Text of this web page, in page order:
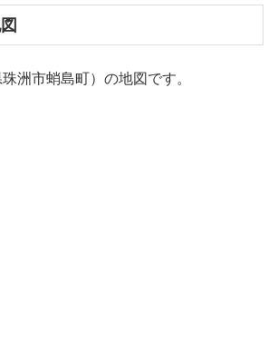
洲市蛸島町）の地図です。